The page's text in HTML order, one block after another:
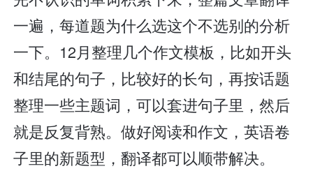
一遍，每道题为什么选这个不选别的分析
一下。12月整理几个作文模板，比如开头
和结尾的句子，比较好的长句，再按话题
整理一些主题词，可以套进句子里，然后
就是反复背熟。做好阅读和作文，英语卷
子里的新题型，翻译都可以顺带解决。